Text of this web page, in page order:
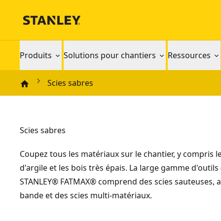
Produits Solutions pour chantiers Ressources
Scies sabres
Scies sabres
Coupez tous les matériaux sur le chantier, y compris
d'argile et les bois très épais. La large gamme d'outils
STANLEY® FATMAX® comprend des scies sauteuses,
bande et des scies multi-matériaux.